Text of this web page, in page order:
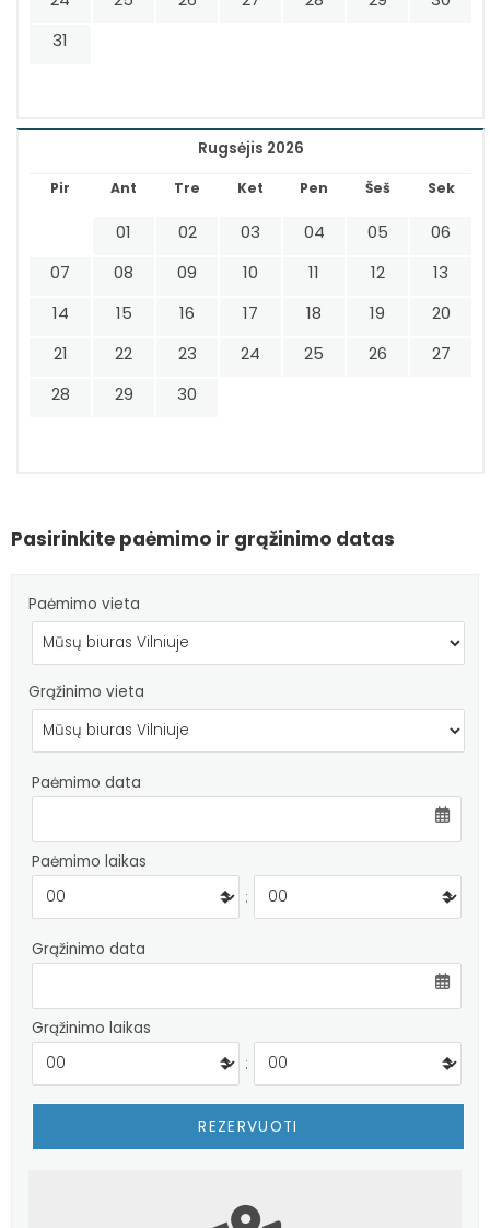
31
Rugsėjis 2026
Pir Ant Tre Ket Pen Šeš Sek
01 02 03 04 05
06
07
08 09 10 11 12
13
14
15 16 17 18 19
20
21
22 23 24 25 26
27
28
29 30
Pasirinkite paėmimo ir grąžinimo datas
Paėmimo vieta
Grąžinimo vieta
Paėmimo data
Paėmimo laikas
:
Grąžinimo data
Grąžinimo laikas
: